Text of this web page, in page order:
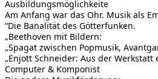
Ausbildungsmöglichkeite
Am Anfang war das Ohr. Musik als
“Die Banalität des Götterfunken.
„Beethoven mit Bildern:
„Spagat zwischen Popmusik,
„Enjott Schneider: Aus der Werkstatt
Computer & Komponist